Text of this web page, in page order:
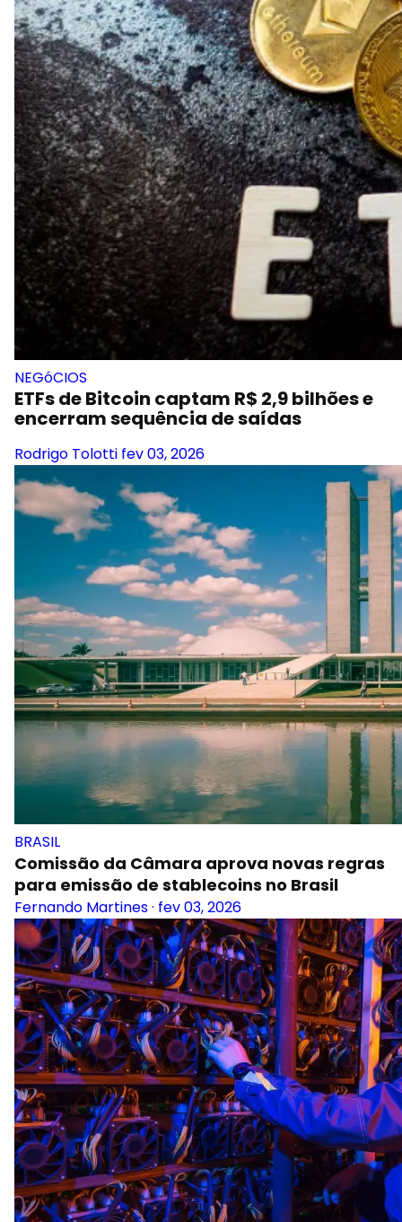
NEGóCIOS
ETFs de Bitcoin captam R$ 2,9 bilhões e
encerram sequência de saídas
Rodrigo Tolotti fev 03, 2026
BRASIL
Comissão da Câmara aprova novas regras
para emissão de stablecoins no Brasil
Fernando Martines· fev 03, 2026